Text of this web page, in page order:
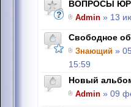
ВОПРОСЫ
Admin » 13
Свободное
Знающий »
15:59
Новый
Admin » 09